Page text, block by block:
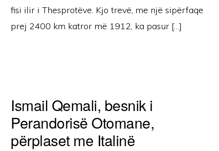
fisi ilir i Thesprotëve. Kjo trevë, me një sipërfaqe
prej 2400 km katror më 1912, ka pasur […]
Ismail Qemali, besnik i
Perandorisë Otomane,
përplaset me Italinë